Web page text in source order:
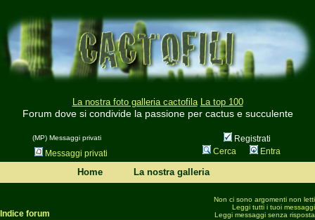
La nostra foto galleria cactofila La top 100
Forum dove si condivide la passione per cactus e succulente
(MP) Messaggi privati
Registrati
Messaggi privati
Cerca Entra
Home La nostra galleria
Indice forum
Non ci sono argomenti non letti
Leggi tutti i tuoi messaggi
Leggi messaggi senza risposta